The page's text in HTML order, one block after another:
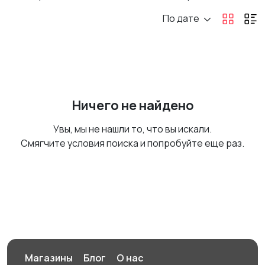
По дате
Ничего не найдено
Увы, мы не нашли то, что вы искали.
Смягчите условия поиска и попробуйте еще раз.
Магазины Блог О нас